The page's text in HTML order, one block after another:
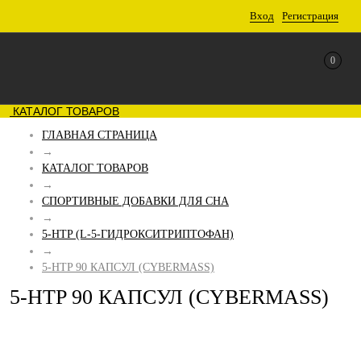
Вход Регистрация
0
КАТАЛОГ ТОВАРОВ
ГЛАВНАЯ СТРАНИЦА
→
КАТАЛОГ ТОВАРОВ
→
СПОРТИВНЫЕ ДОБАВКИ ДЛЯ СНА
→
5-HTP (L-5-ГИДРОКСИТРИПТОФАН)
→
5-HTP 90 КАПСУЛ (CYBERMASS)
5-HTP 90 КАПСУЛ (CYBERMASS)